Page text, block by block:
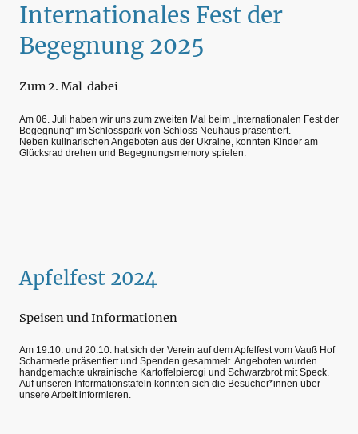
Internationales Fest der
Begegnung 2025
Zum 2. Mal dabei
Am 06. Juli haben wir uns zum zweiten Mal beim „Internationalen Fest der
Begegnung“ im Schlosspark von Schloss Neuhaus präsentiert.
Neben kulinarischen Angeboten aus der Ukraine, konnten Kinder am
Glücksrad drehen und Begegnungsmemory spielen.
Apfelfest 2024
Speisen und Informationen
Am 19.10. und 20.10. hat sich der Verein auf dem Apfelfest vom Vauß Hof
Scharmede präsentiert und Spenden gesammelt. Angeboten wurden
handgemachte ukrainische Kartoffelpierogi und Schwarzbrot mit Speck.
Auf unseren Informationstafeln konnten sich die Besucher*innen über
unsere Arbeit informieren.